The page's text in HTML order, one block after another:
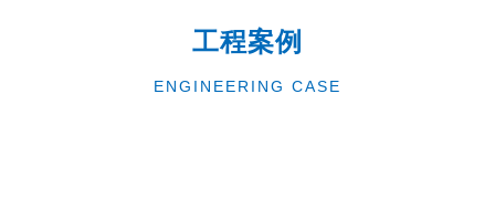
工程案例
ENGINEERING CASE